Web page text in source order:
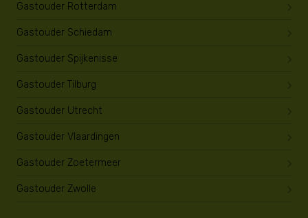
Gastouder Rotterdam
Gastouder Schiedam
Gastouder Spijkenisse
Gastouder Tilburg
Gastouder Utrecht
Gastouder Vlaardingen
Gastouder Zoetermeer
Gastouder Zwolle